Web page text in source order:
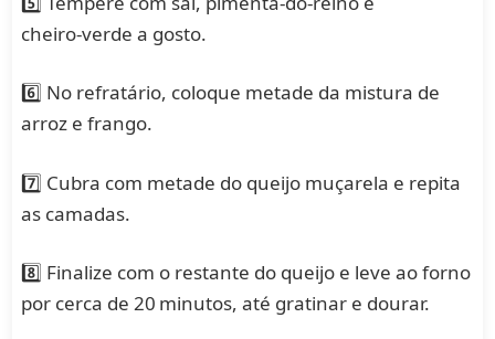
cheiro‑verde a gosto.
6️⃣ No refratário, coloque metade da mistura de
arroz e frango.
7️⃣ Cubra com metade do queijo muçarela e repita
as camadas.
8️⃣ Finalize com o restante do queijo e leve ao forno
por cerca de 20 minutos, até gratinar e dourar.